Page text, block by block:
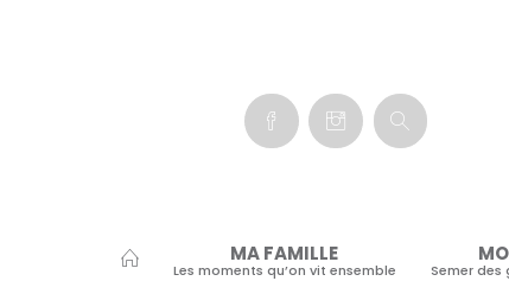
MA FAMILLE
Les moments qu’on vit ensemble Semer